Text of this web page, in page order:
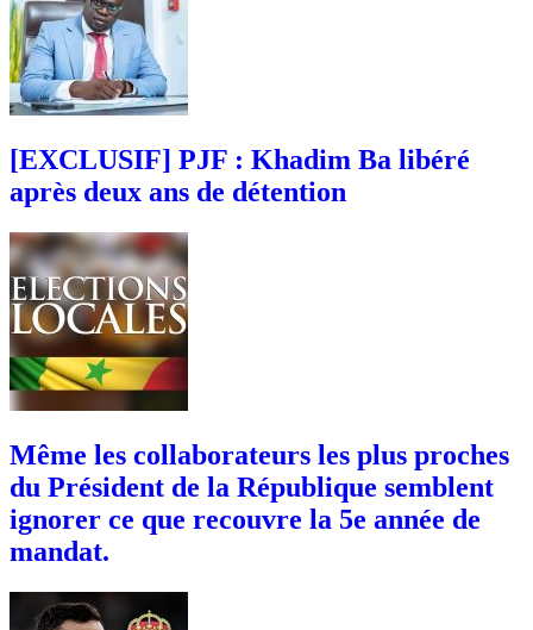
[EXCLUSIF] PJF : Khadim Ba libéré
après deux ans de détention
Même les collaborateurs les plus proches
du Président de la République semblent
ignorer ce que recouvre la 5e année de
mandat.